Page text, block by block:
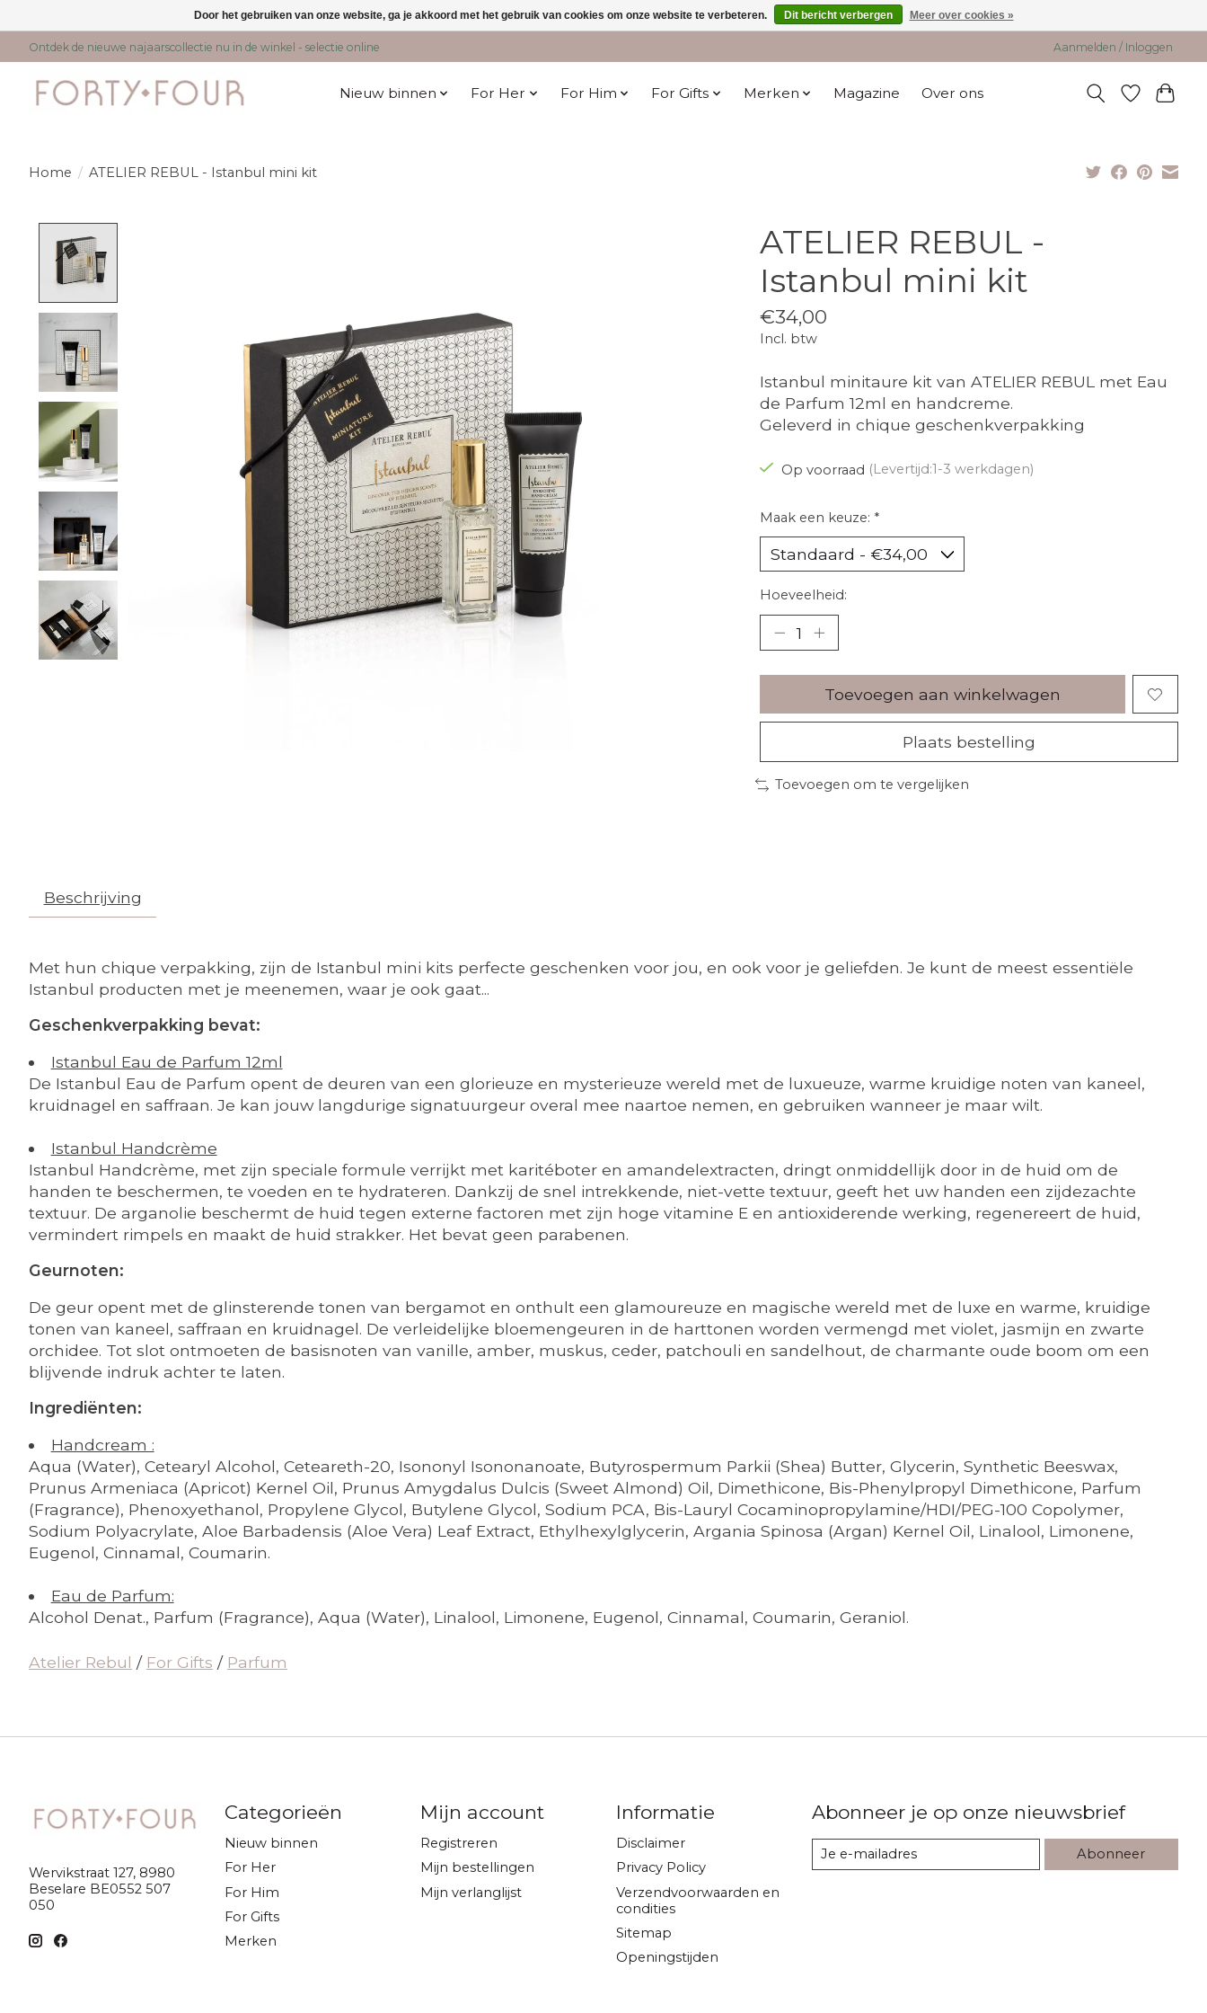
Ontdek de nieuwe najaarscollectie nu in de winkel - selectie online Aanmelden / Inloggen
Nieuw binnen For Her For Him For Gifts Merken Magazine Over ons
Home / ATELIER REBUL - Istanbul mini kit
ATELIER REBUL -
Istanbul mini kit
€34,00
Incl. btw
Istanbul minitaure kit van ATELIER REBUL met Eau
de Parfum 12ml en handcreme.
Geleverd in chique geschenkverpakking
Op voorraad (Levertijd:1-3 werkdagen)
Maak een keuze: *
Hoeveelheid:
Toevoegen aan winkelwagen
Plaats bestelling
Toevoegen om te vergelijken
Beschrijving
Met hun chique verpakking, zijn de Istanbul mini kits perfecte geschenken voor jou, en ook voor je geliefden. Je kunt de meest essentiële
Istanbul producten met je meenemen, waar je ook gaat...
Geschenkverpakking bevat:
Istanbul Eau de Parfum 12ml
De Istanbul Eau de Parfum opent de deuren van een glorieuze en mysterieuze wereld met de luxueuze, warme kruidige noten van kaneel,
kruidnagel en saffraan. Je kan jouw langdurige signatuurgeur overal mee naartoe nemen, en gebruiken wanneer je maar wilt.
Istanbul Handcrème
Istanbul Handcrème, met zijn speciale formule verrijkt met karitéboter en amandelextracten, dringt onmiddellijk door in de huid om de
handen te beschermen, te voeden en te hydrateren. Dankzij de snel intrekkende, niet-vette textuur, geeft het uw handen een zijdezachte
textuur. De arganolie beschermt de huid tegen externe factoren met zijn hoge vitamine E en antioxiderende werking, regenereert de huid,
vermindert rimpels en maakt de huid strakker. Het bevat geen parabenen.
Geurnoten:
De geur opent met de glinsterende tonen van bergamot en onthult een glamoureuze en magische wereld met de luxe en warme, kruidige
tonen van kaneel, saffraan en kruidnagel. De verleidelijke bloemengeuren in de harttonen worden vermengd met violet, jasmijn en zwarte
orchidee. Tot slot ontmoeten de basisnoten van vanille, amber, muskus, ceder, patchouli en sandelhout, de charmante oude boom om een
blijvende indruk achter te laten.
Ingrediënten:
Handcream :
Aqua (Water), Cetearyl Alcohol, Ceteareth-20, Isononyl Isononanoate, Butyrospermum Parkii (Shea) Butter, Glycerin, Synthetic Beeswax,
Prunus Armeniaca (Apricot) Kernel Oil, Prunus Amygdalus Dulcis (Sweet Almond) Oil, Dimethicone, Bis-Phenylpropyl Dimethicone, Parfum
(Fragrance), Phenoxyethanol, Propylene Glycol, Butylene Glycol, Sodium PCA, Bis-Lauryl Cocaminopropylamine/HDI/PEG-100 Copolymer,
Sodium Polyacrylate, Aloe Barbadensis (Aloe Vera) Leaf Extract, Ethylhexylglycerin, Argania Spinosa (Argan) Kernel Oil, Linalool, Limonene,
Eugenol, Cinnamal, Coumarin.
Eau de Parfum:
Alcohol Denat., Parfum (Fragrance), Aqua (Water), Linalool, Limonene, Eugenol, Cinnamal, Coumarin, Geraniol.
Atelier Rebul / For Gifts / Parfum
Wervikstraat 127, 8980
Beselare BE0552 507
050
Categorieën
Nieuw binnen
For Her
For Him
For Gifts
Merken
Mijn account
Registreren
Mijn bestellingen
Mijn verlanglijst
Informatie
Disclaimer
Privacy Policy
Verzendvoorwaarden en
condities
Sitemap
Openingstijden
Abonneer je op onze nieuwsbrief
Abonneer
Door het gebruiken van onze website, ga je akkoord met het gebruik van cookies om onze website te verbeteren. Dit bericht verbergen Meer over cookies »